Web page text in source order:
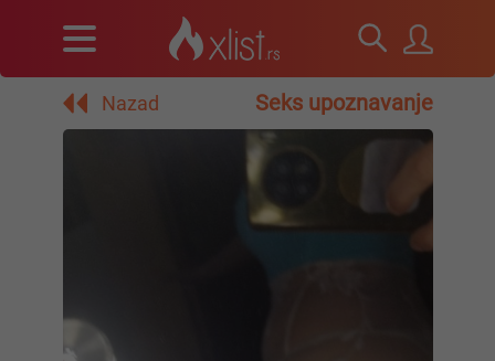
Nazad Seks upoznavanje